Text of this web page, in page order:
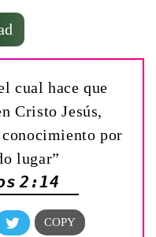
cual hace que
Cristo Jesús,
por
lugar”
2:14